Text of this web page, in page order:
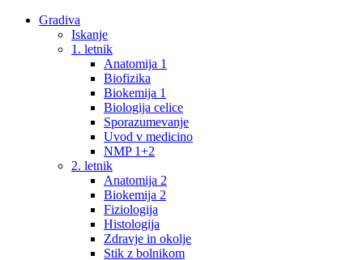
Gradiva
Iskanje
1. letnik
Anatomija 1
Biofizika
Biokemija 1
Biologija celice
Sporazumevanje
Uvod v medicino
NMP 1+2
2. letnik
Anatomija 2
Biokemija 2
Fiziologija
Histologija
Zdravje in okolje
Stik z bolnikom